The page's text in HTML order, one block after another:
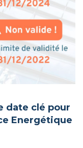
date clé pour
Energétique